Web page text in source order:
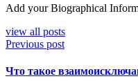
Add your Biographical
view all posts
Previous post
Что такое